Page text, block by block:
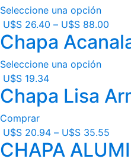
Seleccione una opción
U$S 26.40 – U$S 88.00
Chapa
Seleccione una opción
U$S 19.34
Chapa Lisa
Comprar
U$S 20.94 – U$S 35.55
CHAPA